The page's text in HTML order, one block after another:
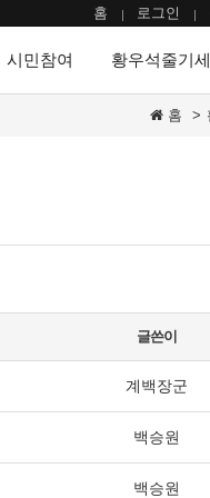
홈 로그인
시민참여 황우석줄기
홈
글쓴이
계백장군
백승원
백승원